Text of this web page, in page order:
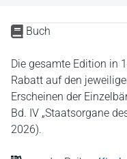
Buch
Die gesamte Edition in
Rabatt auf den
Erscheinen der
Bd. IV „Staatsorgane
2026).